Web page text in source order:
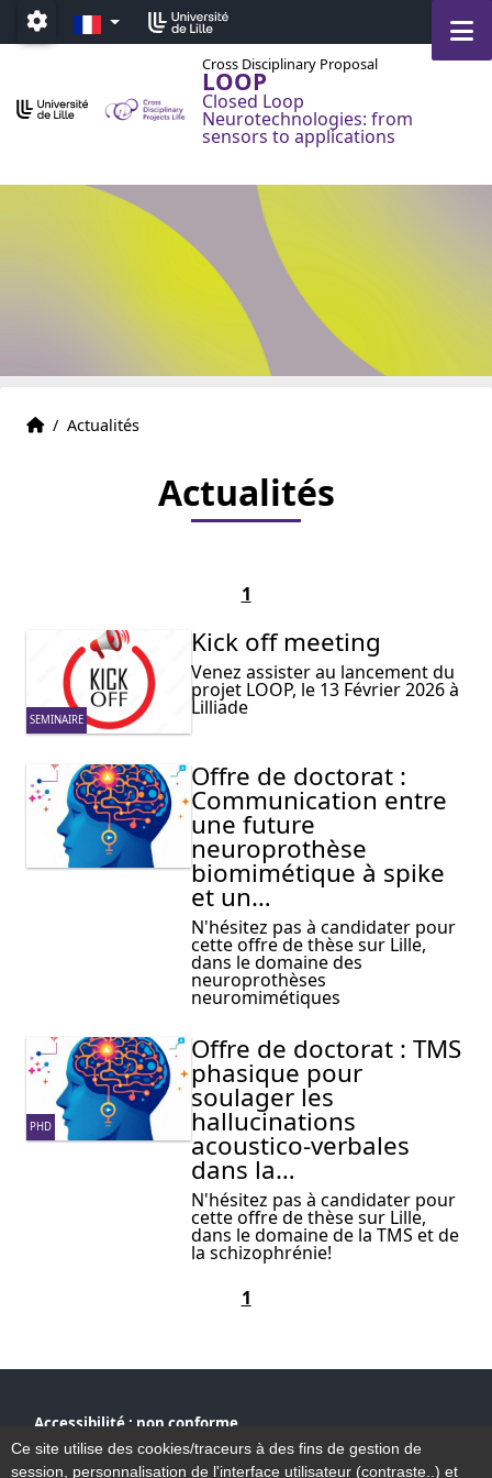
Accéder au menu principal
Accéder au contenu
Paramétrage
FR
Cross Disciplinary Proposal
LOOP
Closed Loop
Neurotechnologies: from
sensors to applications
Accueil
Accueil
/ Actualités
Actualités
1
SEMINAIRE
Kick off meeting
Venez assister au lancement du
projet LOOP, le 13 Février 2026 à
Lilliade
Offre de doctorat :
Communication entre
une future
neuroprothèse
biomimétique à spike
et un…
N'hésitez pas à candidater pour
cette offre de thèse sur Lille,
dans le domaine des
neuroprothèses
neuromimétiques
PHD
Offre de doctorat : TMS
phasique pour
soulager les
hallucinations
acoustico-verbales
dans la…
N'hésitez pas à candidater pour
cette offre de thèse sur Lille,
dans le domaine de la TMS et de
la schizophrénie!
1
Accessibilité : non conforme
Plan du site
Mentions légales
Ce site utilise des cookies/traceurs à des fins de gestion de
session, personnalisation de l'interface utilisateur (contraste..) et